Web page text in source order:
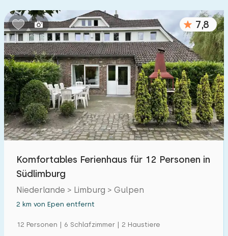
7,8
Komfortables Ferienhaus für 12 Personen in
Südlimburg
Niederlande > Limburg > Gulpen
2 km von Epen entfernt
12 Personen | 6 Schlafzimmer | 2 Haustiere